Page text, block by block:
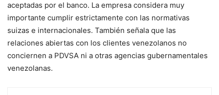
aceptadas por el banco. La empresa considera muy
importante cumplir estrictamente con las normativas
suizas e internacionales. También señala que las
relaciones abiertas con los clientes venezolanos no
conciernen a PDVSA ni a otras agencias gubernamentales
venezolanas.